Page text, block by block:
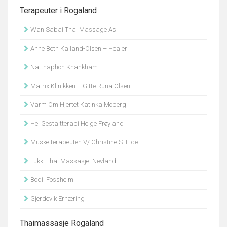
Terapeuter i Rogaland
Wan Sabai Thai Massage As
Anne Beth Kalland-Olsen – Healer
Natthaphon Khankham
Matrix Klinikken – Gitte Runa Olsen
Varm Om Hjertet Katinka Moberg
Hel Gestaltterapi Helge Frøyland
Muskelterapeuten V/ Christine S. Eide
Tukki Thai Massasje, Nevland
Bodil Fossheim
Gjerdevik Ernæring
Thaimassasje Rogaland